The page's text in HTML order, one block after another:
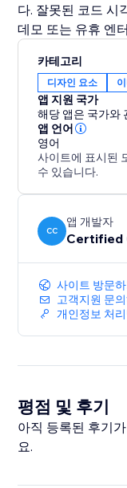
다. 잘못된 코드 시
데모 또는 유휴 엔
카테고리
디자인 요소
앱 지원 국가
해당 앱은 국가와
앱 언어
영어
사이트에 표시된
수 있습니다.
CC
앱 개발자
Certified
사이트 방문
고객지원 문
개인정보 처
평점 및 후기
아직 등록된 후기
요.